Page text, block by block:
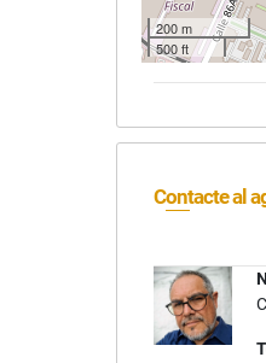
200 m
500 ft
Contacte al